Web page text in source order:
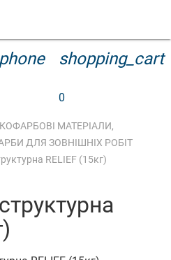
phone shopping_cart
0
МАТЕРІАЛИ,
ДЛЯ ЗОВНІШНІХ РОБІТ
RELIEF (15кг)